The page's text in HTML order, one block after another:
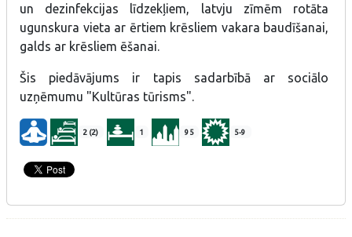
un dezinfekcijas līdzekļiem, latvju zīmēm rotāta
ugunskura vieta ar ērtiem krēsliem vakara baudīšanai,
galds ar krēsliem ēšanai.
Šis piedāvājums ir tapis sadarbībā ar sociālo
uzņēmumu "Kultūras tūrisms".
2 (2) 1 95 5-9